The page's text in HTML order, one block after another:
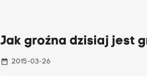
Jak groźna dzisiaj jest
date_range 2015-03-26